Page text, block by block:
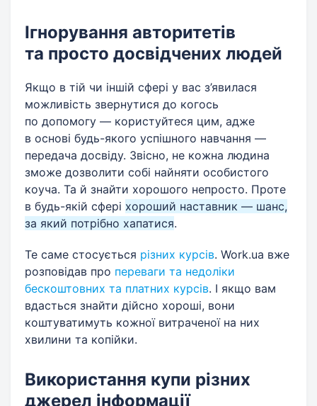
Ігнорування авторитетів
та просто досвідчених людей
Якщо в тій чи іншій сфері у вас з’явилася
можливість звернутися до когось
по допомогу — користуйтеся цим, адже
в основі будь-якого успішного навчання —
передача досвіду. Звісно, не кожна людина
зможе дозволити собі найняти особистого
коуча. Та й знайти хорошого непросто. Проте
в будь-якій сфері хороший наставник — шанс,
за який потрібно хапатися.
Те саме стосується різних курсів. Work.ua вже
розповідав про переваги та недоліки
бескоштовних та платних курсів. І якщо вам
вдасться знайти дійсно хороші, вони
коштуватимуть кожної витраченої на них
хвилини та копійки.
Використання купи різних
джерел інформації